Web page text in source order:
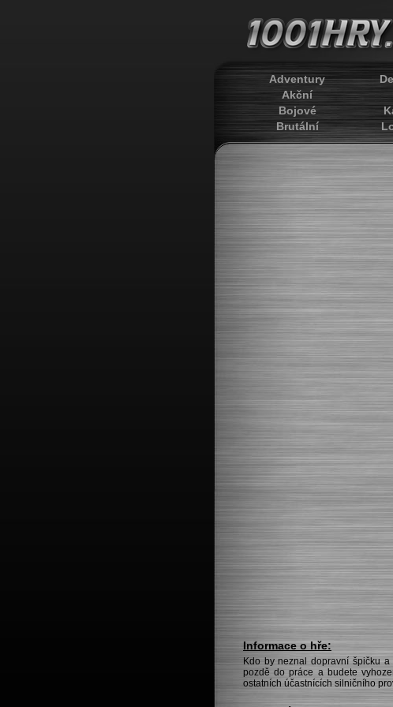
Adventury
Akční
Bojové
Brutální
Informace o hře:
Kdo by neznal dopravní špičku
pozdě do práce a budete
ostatních účastnících silničního